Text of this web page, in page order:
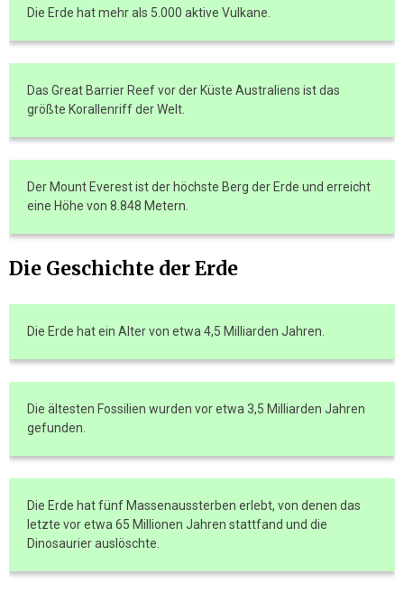
Die Erde hat mehr als 5.000 aktive Vulkane.
Das Great Barrier Reef vor der Küste Australiens ist das
größte Korallenriff der Welt.
Der Mount Everest ist der höchste Berg der Erde und erreicht
eine Höhe von 8.848 Metern.
Die Geschichte der Erde
Die Erde hat ein Alter von etwa 4,5 Milliarden Jahren.
Die ältesten Fossilien wurden vor etwa 3,5 Milliarden Jahren
gefunden.
Die Erde hat fünf Massenaussterben erlebt, von denen das
letzte vor etwa 65 Millionen Jahren stattfand und die
Dinosaurier auslöschte.